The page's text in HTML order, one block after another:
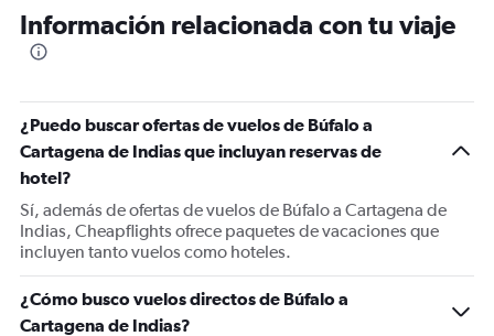
Información relacionada con tu viaje
¿Puedo buscar ofertas de vuelos de Búfalo a
Cartagena de Indias que incluyan reservas de
hotel?
Sí, además de ofertas de vuelos de Búfalo a Cartagena de
Indias, Cheapflights ofrece paquetes de vacaciones que
incluyen tanto vuelos como hoteles.
¿Cómo busco vuelos directos de Búfalo a
Cartagena de Indias?